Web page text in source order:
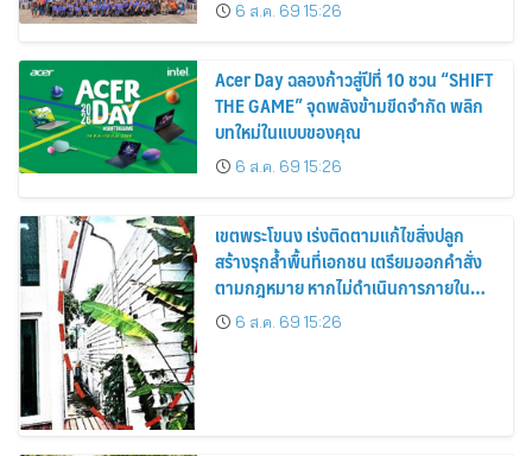
6 ส.ค. 69 15:26
Acer Day ฉลองก้าวสู่ปีที่ 10 ชวน “SHIFT
THE GAME” จุดพลังข้ามขีดจำกัด พลิก
บทใหม่ในแบบของคุณ
6 ส.ค. 69 15:26
เขตพระโขนง เร่งติดตามแก้ไขสิ่งปลูก
สร้างรุกล้ำพื้นที่เอกชน เตรียมออกคำสั่ง
ตามกฎหมาย หากไม่ดำเนินการภายใน
กำหนด
6 ส.ค. 69 15:26